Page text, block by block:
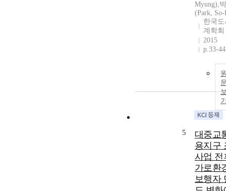
Myung),
(Park,
한국
계학회
2015
p.33-44
5
대중교
용지구
사업 전
가로환
보행자